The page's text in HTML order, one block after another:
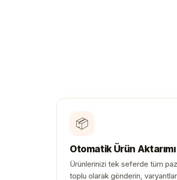
📦
Otomatik Ürün Aktarımı
Ürünlerinizi tek seferde tüm
toplu olarak gönderin,